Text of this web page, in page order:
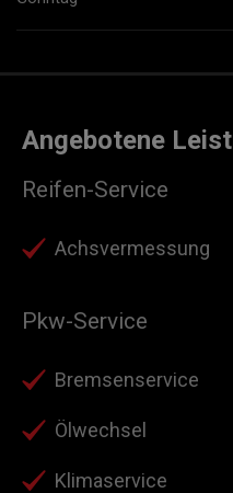
Angebotene
Reifen-Service
Achsvermessung
Pkw-Service
Bremsenservice
Ölwechsel
Klimaservice